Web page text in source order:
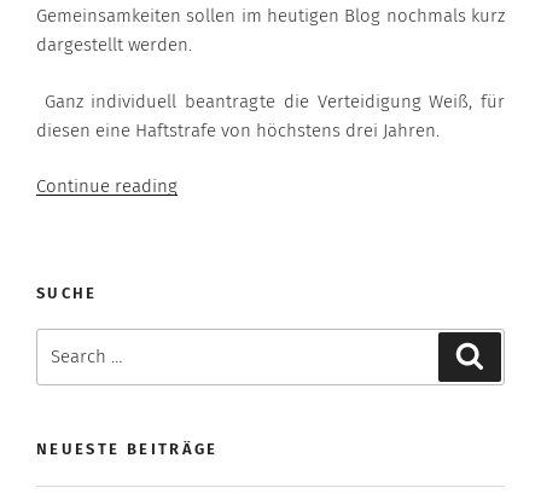
Gemeinsamkeiten sollen im heutigen Blog nochmals kurz
dargestellt werden.
Ganz individuell beantragte die Verteidigung Weiß, für
diesen eine Haftstrafe von höchstens drei Jahren.
Continue reading“06.02.2018”
SUCHE
NEUESTE BEITRÄGE